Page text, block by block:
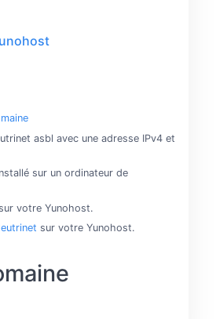
asbl avec une adresse IPv4 et
sur un ordinateur de
votre Yunohost.
sur votre Yunohost.